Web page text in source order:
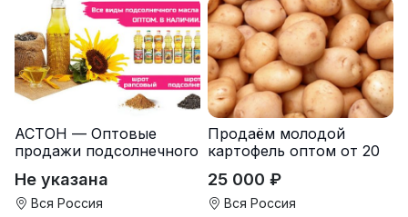
АСТОН — Оптовые
продажи подсолнечного
Экспорт
Не указана
Вся Россия
Продаём молодой
картофель оптом от 20
25 000 ₽
Вся Россия